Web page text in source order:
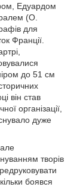
Едуардом
(О.
для
Франції.
до 51 см
він став
організації,
дуже
творів
боявся